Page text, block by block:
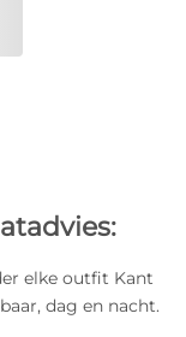
elke outfit Kant
dag en nacht.